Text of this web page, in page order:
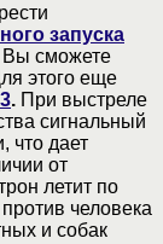
запуска
Вы сможете
этого еще
. При выстреле
сигнальный
что дает
от
летит по
человека
и собак